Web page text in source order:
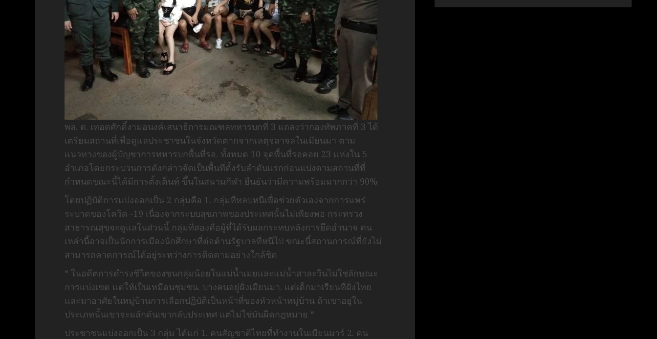
พล. ต. เทอดศักดิ์งามอนงค์เสนาธิการมณฑลทหารบกที่ 3 แถลงว่ากองทัพภาคที่ 3 ได้
เตรียมสถานที่เพื่อดูแลประชาชนในจังหวัดตากจากเหตุจลาจลในเมียนมา ตาม
แนวทางของผู้บัญชาการทหารบกพื้นที่รอ. ทั้งหมด 10 จุดพื้นที่รอคอย 23 แห่งใน 5
อำเภอโดยกระบวนการดังกล่าวจัดเป็นพื้นที่ตั้งรับลำดับแรกก่อนแบ่งตามสถานที่ที่
กำหนดขณะนี้ได้มีการตั้งเต็นท์ ขึ้นในสนามกีฬา ยืนยันว่ามีความพร้อมมากกว่า 90%
โดยปฏิบัติการแบ่งออกเป็น 2 กลุ่มคือ 1. กลุ่มที่หลบหนีเพื่อช่วยตัวเองจากการแพร่
ระบาดของโควิด -19 เนื่องจากระบบสุขภาพของประเทศนั้นไม่เพียงพอ กระทรวง
สาธารณสุขจะดูแลในส่วนนี้ กลุ่มที่สองคือผู้ที่ได้รับผลกระทบหลังการยึดอำนาจ คน
เหล่านี้อาจเป็นนักการเมืองนักศึกษาที่ต่อต้านรัฐบาลที่หนีไป ขณะนี้สถานการณ์ที่ยังไม่
สามารถคาดการณ์ได้อยู่ระหว่างการติดตามอย่างใกล้ชิด
“ ในอดีตการดำรงชีวิตของชนกลุ่มน้อยในแม่น้ำเมยและแม่น้ำสาละวินไม่ใช่ลักษณะ
การแบ่งเขต แต่ให้เป็นเหมือนชุมชน. บางคนอยู่ฝั่งเมียนมา. แต่เด็กมาเรียนที่ฝั่งไทย
และมาอาศัยในหมู่บ้านการเลือกปฏิบัติเป็นหน้าที่ของหัวหน้าหมู่บ้าน ถ้าเขาอยู่ใน
ประเภทนั้นเขาจะผลักดันเขากลับประเทศ แต่ไม่ใช่มันผิดกฎหมาย “
ประชาชนแบ่งออกเป็น 3 กลุ่ม ได้แก่ 1. คนสัญชาติไทยที่ทำงานในเมียนมาร์ 2. คน
อนาคต
โลก
18, 2026